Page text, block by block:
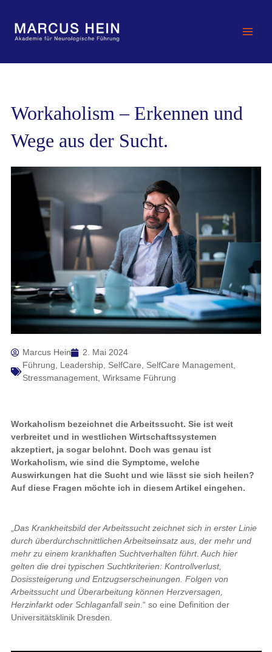
springen
Workaholism – Erkennen und
Wege aus der Sucht.
Marcus Hein
2. Mai 2024
Führung, Leadership, SelfCare, SelfCare Management,
Stressmanagement, Wirksame Führung
Workaholism bezeichnet die Arbeitssucht. Sie ist weit
verbreitet und in westlichen Wirtschaftssystemen
akzeptiert, ja sogar belohnt. Doch was genau ist
Workaholism, wie sind die Symptome, welche
Auswirkungen hat die Sucht und wie lässt sie sich heilen?
Auf diese Fragen möchte ich in diesem Artikel eingehen.
Das Krankheitsbild der Arbeitssucht zeichnet sich in erster Linie
durch überdurchschnittlichen Arbeitseinsatz aus, der mehr und
mehr zu einem krankhaften Suchtverhalten führt. Auch hier
gelten die drei typischen Suchtkriterien: Kontrollverlust,
Dosissteigerung und Entzugserscheinungen. Folgen von
Arbeitssucht und Überarbeitung können Herzversagen,
Herzinfarkt oder Schlaganfall sein. “ so eine Definition der
Universitätsklinik Dresden.